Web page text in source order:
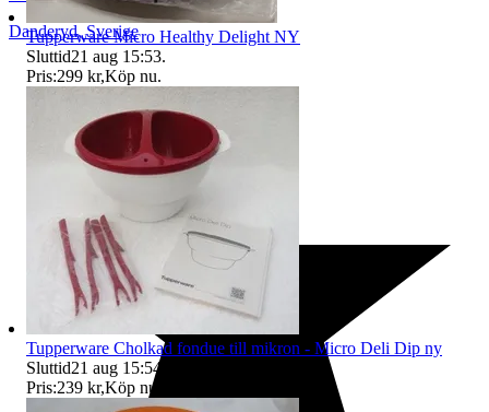
Danderyd,Sverige
Tupperware Micro Healthy Delight NY
Sluttid21 aug 15:53.
Pris:299 kr,Köp nu.
Tupperware Cholkad fondue till mikron - Micro Deli Dip ny
Sluttid21 aug 15:54
Pris:239 kr,Köp nu